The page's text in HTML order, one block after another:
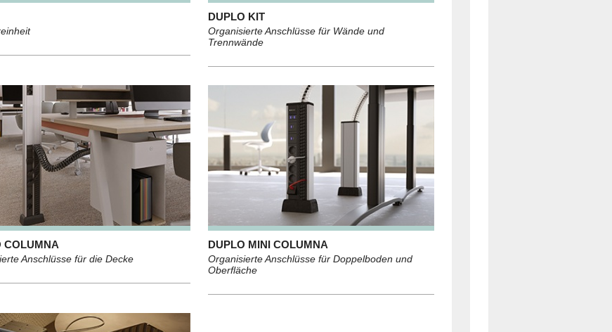
DUPLO KIT
Organisierte Anschlüsse für Wände und
Trennwände
COLUMNA
Anschlüsse für die Decke
DUPLO MINI COLUMNA
Organisierte Anschlüsse für Doppelboden und
Oberfläche